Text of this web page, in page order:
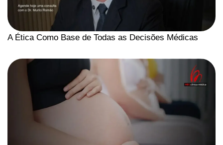
A Ética Como Base de Todas as Decisões Médicas